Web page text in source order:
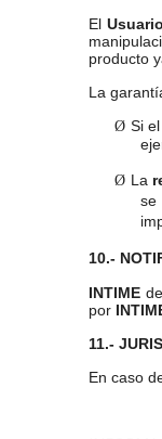
El Usuario
producto
La
Ø Si
Ø La
se
10.-
INTIME
por
11.-
En caso